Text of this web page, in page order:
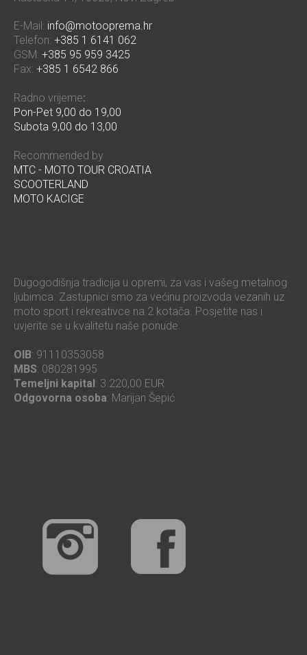
E-Mail: info@motooprema.hr
Telefon: +385 1 6141 062
GSM: +385 95 959 3425
Fax: +385 1 6542 866
Radno vrijeme:
Pon-Pet 9,00 do 19,00
Subota 9,00 do 13,00
Recommended by
MTC - MOTO TOUR CROATIA
SCOOTERLAND
MOTO KACIGE
Dugogodišnja tradicija u opremi, za vas i vašeg metalnog
ljubimca. Zastupnici smo za većinu proizvoda vezanih uz
moto sport i rekreativce na 2 kotača. Posjetite nas i
uvjerite se u kvalitetu naše ponude.
OIB: 91110353058
MBS: 080281995
Temeljni kapital: 3.220,00 EUR
Odgovorna osoba: Marijan Šepić